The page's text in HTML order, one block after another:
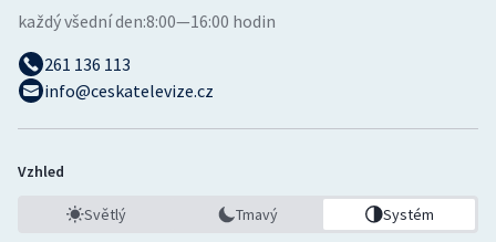
každý všední den:8:00—16:00 hodin
261 136 113
info@ceskatelevize.cz
Vzhled
Světlý Tmavý Systém